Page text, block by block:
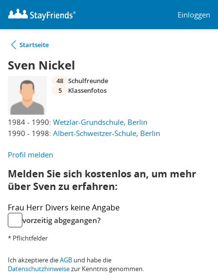
Einloggen
Startseite
Sven Nickel
1984 - 1990: Wetzlar-Grundschule, Berlin
1990 - 1998: Albert-Schweitzer-Schule, Berlin
48 Schulfreunde
5
Klassenfotos
Profil melden
Melden Sie sich kostenlos an, um mehr
über Sven zu erfahren:
Frau Herr Divers keine Angabe
vorzeitig abgegangen?
* Pflichtfelder
Ich akzeptiere dieAGB und habe die
Datenschutzhinweisezur Kenntnis genommen.